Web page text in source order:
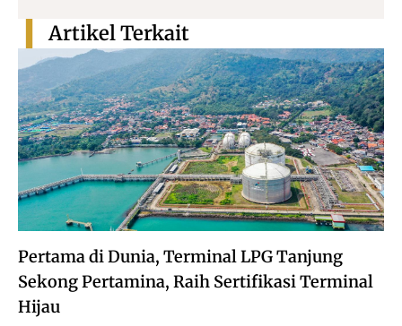
Pertama di Dunia, Terminal LPG Tanjung
Sekong Pertamina, Raih Sertifikasi Terminal
Hijau
Artikel Terkait